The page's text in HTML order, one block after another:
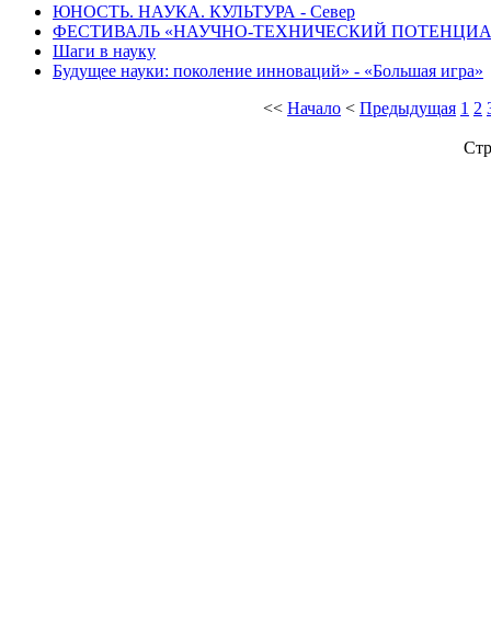
ЮНОСТЬ. НАУКА. КУЛЬТУРА - Север
ФЕСТИВАЛЬ «НАУЧНО-ТЕХНИЧЕСКИЙ
Шаги в науку
Будущее науки: поколение инноваций» - «Большая игра»
<< Начало < Предыдущая 1 2